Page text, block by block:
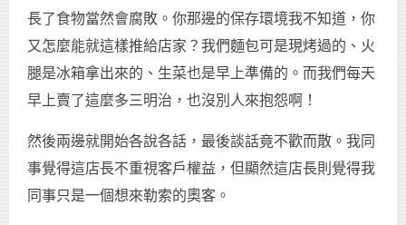
長了食物當然會腐敗。你那邊的保存環境我不知道，你
又怎麼能就這樣推給店家？我們麵包可是現烤過的、火
腿是冰箱拿出來的、生菜也是早上準備的。而我們每天
早上賣了這麼多三明治，也沒別人來抱怨啊！
然後兩邊就開始各說各話，最後談話竟不歡而散。我同
事覺得這店長不重視客戶權益，但顯然這店長則覺得我
同事只是一個想來勒索的奧客。